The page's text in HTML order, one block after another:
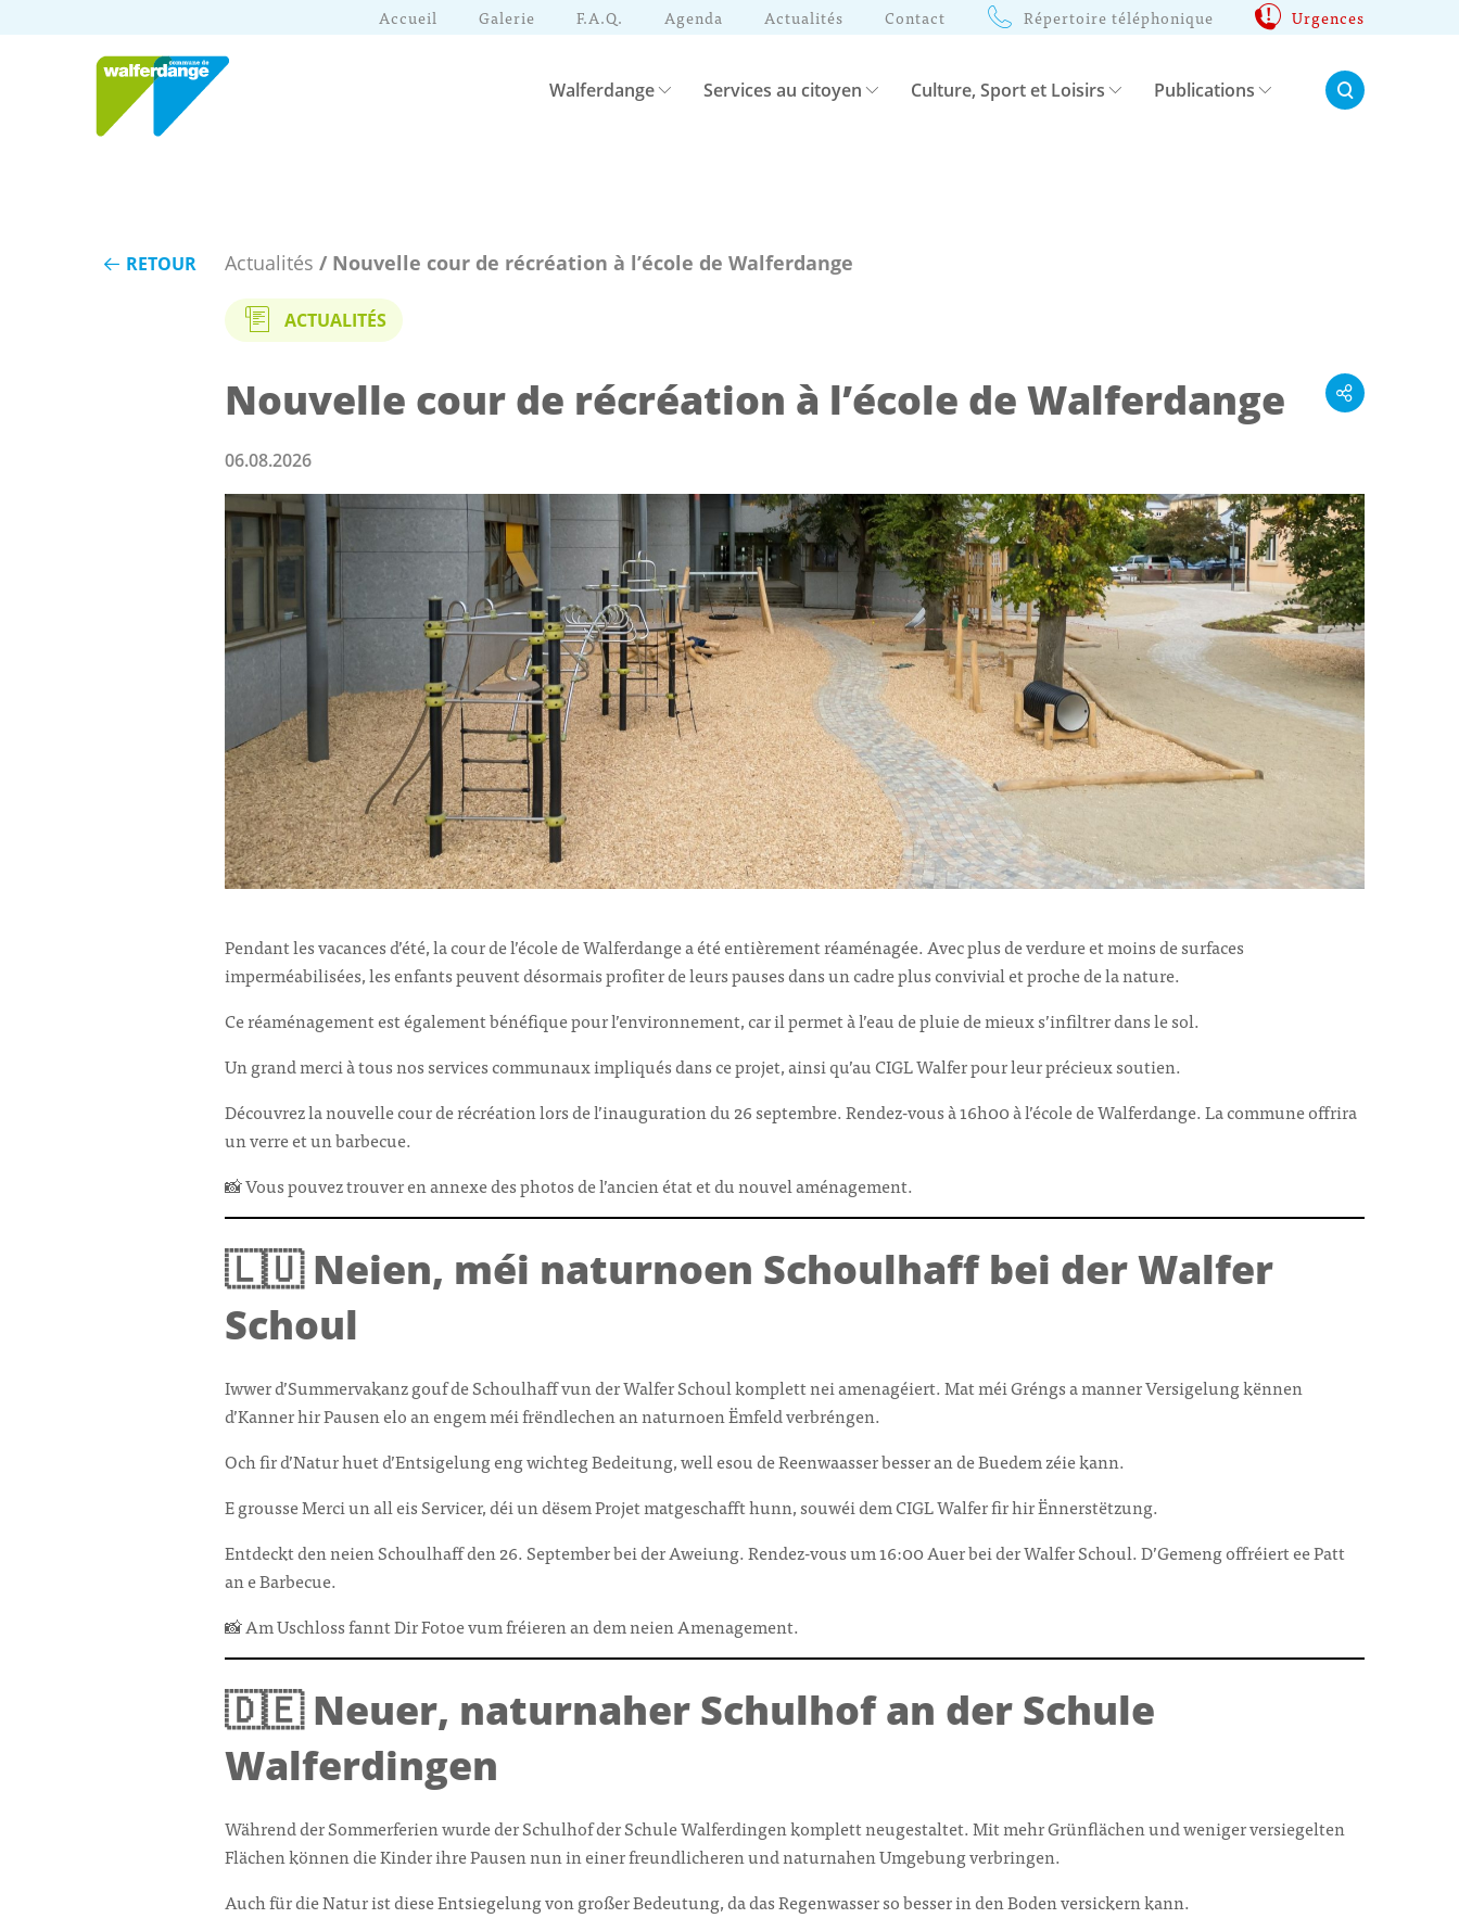
Accueil Galerie F.A.Q. Agenda Actualités Contact Répertoire téléphonique Urgences
Walferdange Services au citoyen Culture, Sport et Loisirs Publications Rechercher:
RETOUR Actualités / Nouvelle cour de récréation à l’école de Walferdange
ACTUALITÉS
Nouvelle cour de récréation à l’école de Walferdange
06.08.2026
Pendant les vacances d’été, la cour de l’école de Walferdange a été entièrement réaménagée. Avec plus de verdure et moins de surfaces
imperméabilisées, les enfants peuvent désormais profiter de leurs pauses dans un cadre plus convivial et proche de la nature.
Ce réaménagement est également bénéfique pour l’environnement, car il permet à l’eau de pluie de mieux s’infiltrer dans le sol.
Un grand merci à tous nos services communaux impliqués dans ce projet, ainsi qu’au CIGL Walfer pour leur précieux soutien.
Découvrez la nouvelle cour de récréation lors de l’inauguration du 26 septembre. Rendez-vous à 16h00 à l’école de Walferdange. La commune offrira
un verre et un barbecue.
📸 Vous pouvez trouver en annexe des photos de l’ancien état et du nouvel aménagement.
🇱🇺 Neien, méi naturnoen Schoulhaff bei der Walfer
Schoul
Iwwer d’Summervakanz gouf de Schoulhaff vun der Walfer Schoul komplett nei amenagéiert. Mat méi Gréngs a manner Versigelung kënnen
d’Kanner hir Pausen elo an engem méi frëndlechen an naturnoen Ëmfeld verbréngen.
Och fir d’Natur huet d’Entsigelung eng wichteg Bedeitung, well esou de Reenwaasser besser an de Buedem zéie kann.
E grousse Merci un all eis Servicer, déi un dësem Projet matgeschafft hunn, souwéi dem CIGL Walfer fir hir Ënnerstëtzung.
Entdeckt den neien Schoulhaff den 26. September bei der Aweiung. Rendez-vous um 16:00 Auer bei der Walfer Schoul. D’Gemeng offréiert ee Patt
an e Barbecue.
📸 Am Uschloss fannt Dir Fotoe vum fréieren an dem neien Amenagement.
🇩🇪 Neuer, naturnaher Schulhof an der Schule
Walferdingen
Während der Sommerferien wurde der Schulhof der Schule Walferdingen komplett neugestaltet. Mit mehr Grünflächen und weniger versiegelten
Flächen können die Kinder ihre Pausen nun in einer freundlicheren und naturnahen Umgebung verbringen.
Auch für die Natur ist diese Entsiegelung von großer Bedeutung, da das Regenwasser so besser in den Boden versickern kann.